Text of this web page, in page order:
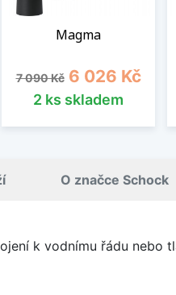
Magma
Běžná cena
7 090 Kč Cena
6 026 Kč
2 ks skladem
O značce Schock
k vodnímu řádu nebo